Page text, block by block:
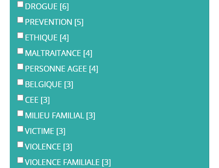
DROGUE [6]
PREVENTION [5]
ETHIQUE [4]
MALTRAITANCE [4]
PERSONNE AGEE [4]
BELGIQUE [3]
CEE [3]
MILIEU FAMILIAL [3]
VICTIME [3]
VIOLENCE [3]
VIOLENCE FAMILIALE [3]